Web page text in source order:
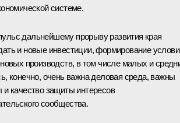
системе.
дальнейшему прорыву развития края
и новые инвестиции, формирование
производств, в том числе малых и
конечно, очень важна деловая среда, важны
и качество защиты интересов
сообщества.